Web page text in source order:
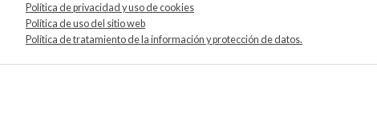
Política de privacidad y uso de cookies
Política de uso del sitio web
Política de tratamiento de la información y protección de datos.